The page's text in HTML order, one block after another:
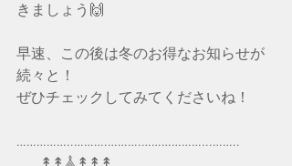
きましょう🙌
早速、この後は冬のお得なお知らせが
続々と！
ぜひチェックしてみてくださいね！
……………..……….……….………………...……..